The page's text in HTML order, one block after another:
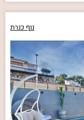
נוף כנרת